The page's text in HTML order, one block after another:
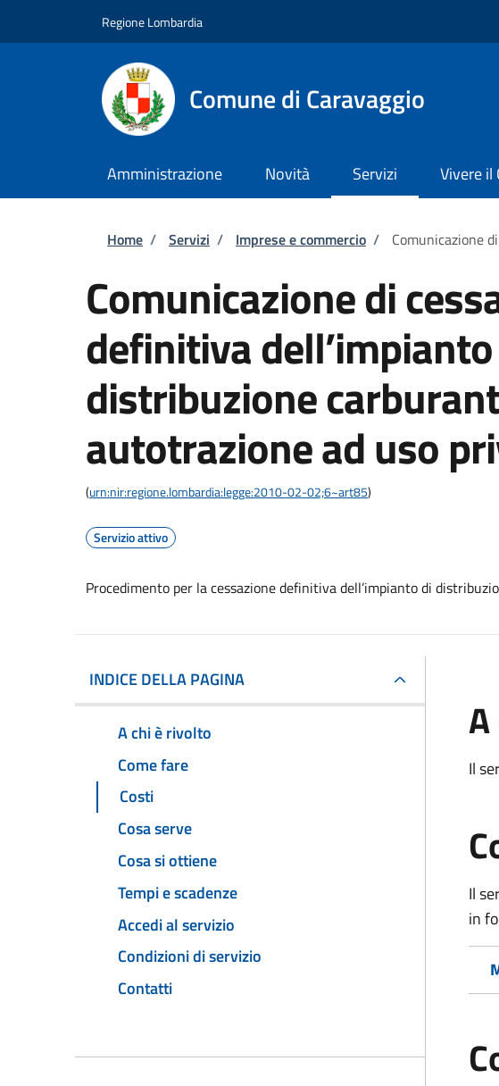
Regione Lombardia
Comune di Caravaggio
Amministrazione Novità Servizi Vivere il
Briciole di pane
Home / Servizi / Imprese e commercio / Comunicazione
Comunicazione di
definitiva
distribuzione
autotrazione ad uso
(urn:nir:regione.lombardia:legge:2010-02-02;6~art85)
Servizio attivo
Procedimento per la cessazione definitiva dell’impianto di
INDICE DELLA PAGINA
A chi è rivolto
Come fare
Costi
Cosa serve
Cosa si ottiene
Tempi e scadenze
Accedi al servizio
Condizioni di servizio
Contatti
Il
Il
in